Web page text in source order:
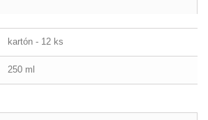
kartón - 12 ks
250 ml